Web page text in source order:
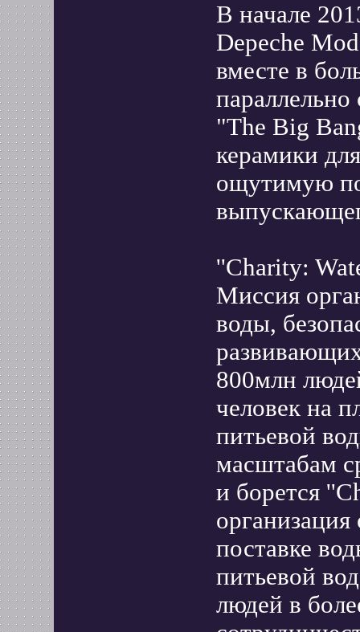
В начале
Depeche
вместе в
"The Big
керамики
ощутимую
''Charity:
Миссия
воды,
800млн
человек на
питьевой
масштабам
и борется
поставке
питьевой
людей в